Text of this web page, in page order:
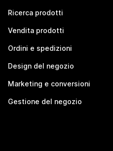
Ricerca prodotti
Vendita prodotti
Ordini e spedizioni
Design del negozio
Marketing e conversioni
Gestione del negozio